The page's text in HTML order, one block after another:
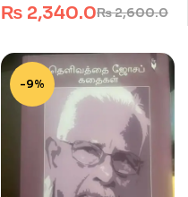
₨2,600.0
₨ 2,340.0
-9%